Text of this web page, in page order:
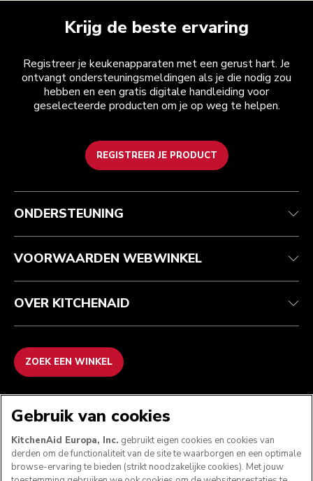
Krijg de beste ervaring
Registreer je keukenapparaten met een gerust hart. Je
ontvangt ondersteuningsmeldingen als je die nodig zou
hebben en een gratis digitale handleiding voor
geselecteerde producten om je op weg te helpen.
REGISTREER JE PRODUCT
Health check
Je bestelling volgen
Garantie en documenten
Veelgestelde vragen
Algemene voorwaarden
Retournering en terugbetaling
Imprint
ODR
Het merk
Zoek een winkel
ONDERSTEUNING
VOORWAARDEN WEBWINKEL
OVER KITCHENAID
ZOEK EEN WINKEL
VOLG ONS
Gebruik van cookies
KitchenAid Europa, Inc. gebruikt eigen cookies en cookies van
derden om de functionaliteit van de site te waarborgen en een optimale
browse-ervaring te bieden (strikt noodzakelijke cookies). Met jouw